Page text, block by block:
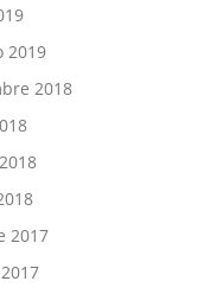
2019
2018
2017